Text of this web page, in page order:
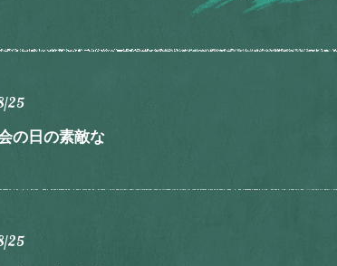
25
の日の素敵な
25